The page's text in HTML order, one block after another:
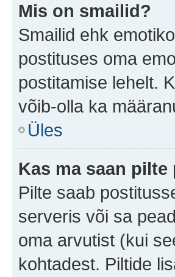
Mis on smailid?
Smailid ehk
postituses oma
postitamise lehelt.
võib-olla ka
Üles
Kas ma saan
Pilte saab
serveris või sa
oma arvutist (kui
kohtadest. Piltide